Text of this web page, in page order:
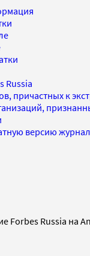
Russia
причастных к
версию
Forbes Russia на